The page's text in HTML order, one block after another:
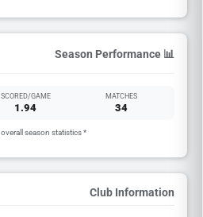
📊 Season Performance
MATCHES
34
SCORED/GAME
1.94
* Showing overall season statistics.
Club Information